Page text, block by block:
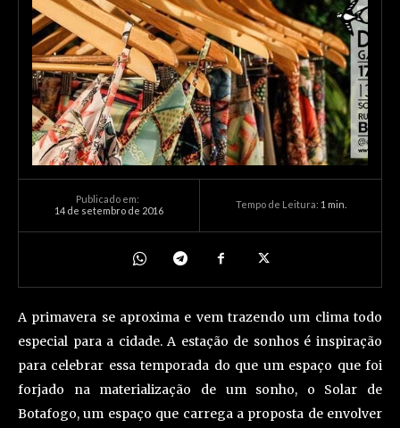
Publicado em:
14 de setembro de 2016
Tempo de Leitura: 1min.
A primavera se aproxima e vem trazendo um clima todo
especial para a cidade. A estação de sonhos é inspiração
para celebrar essa temporada do que um espaço que foi
forjado na materialização de um sonho, o Solar de
Botafogo, um espaço que carrega a proposta de envolver